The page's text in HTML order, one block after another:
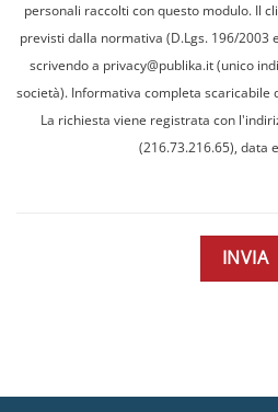
personali raccolti con questo modulo. Il
previsti dalla normativa (D.Lgs. 196/2003
scrivendo a privacy@publika.it (unico
società). Informativa completa scaricabile
La richiesta viene registrata con
(216.73.216.65), data